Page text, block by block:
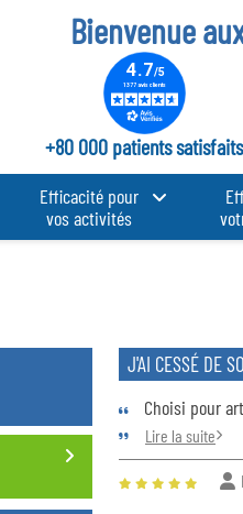
Bienvenue
+80 000 patients satisfaits
Efficacité pour
vos activités
J'AI CESSÉ DE
Choisi pour
Lire la suite